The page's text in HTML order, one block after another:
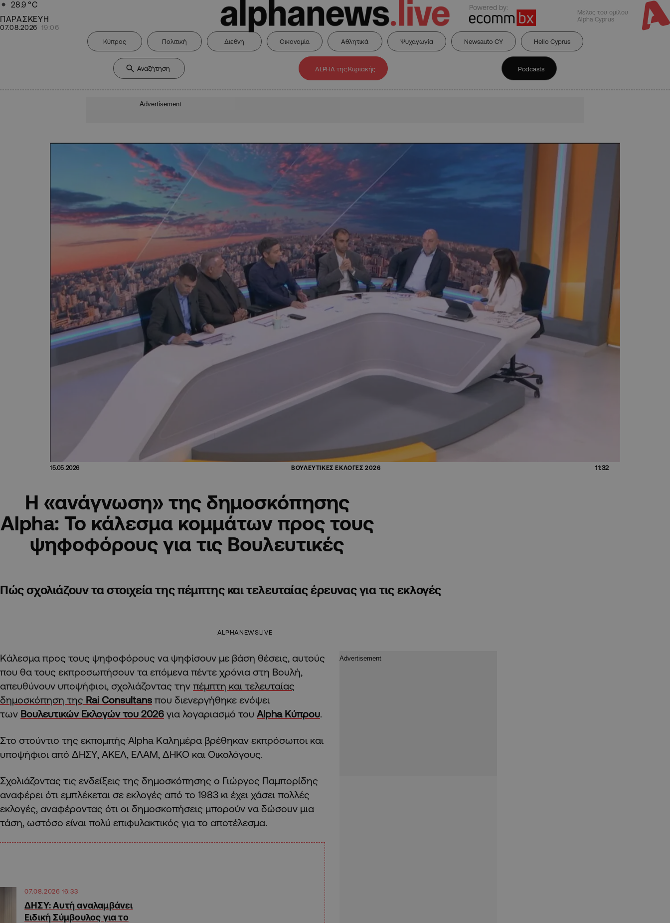
28.9 °C
ΠΑΡΑΣΚΕΥΗ
07.08.2026 19:06
Powered by:
Μέλος του ομίλου
Alpha Cyprus
Κύπρος Πολιτική Διεθνή Οικονομία Αθλητικά Ψυχαγωγία Newsauto CY Hello Cyprus
ALPHA της Κυριακής Podcasts
Advertisement
15.05.2026 ΒΟΥΛΕΥΤΙΚΕΣ ΕΚΛΟΓΕΣ 2026 11:32
Η «ανάγνωση» της δημοσκόπησης
Alpha: Το κάλεσμα κομμάτων προς τους
ψηφοφόρους για τις Βουλευτικές
Πώς σχολιάζουν τα στοιχεία της πέμπτης και τελευταίας έρευνας για τις εκλογές
ALPHANEWSLIVE
Κάλεσμα προς τους ψηφοφόρους να ψηφίσουν με βάση θέσεις, αυτούς
που θα τους εκπροσωπήσουν τα επόμενα πέντε χρόνια στη Βουλή,
απευθύνουν υποψήφιοι, σχολιάζοντας την πέμπτη και τελευταίας
δημοσκόπηση της Rai Consultans που διενεργήθηκε ενόψει
των Βουλευτικών Εκλογών του 2026 για λογαριασμό του Alpha Κύπρου.
Στο στούντιο της εκπομπής Alpha Καλημέρα βρέθηκαν εκπρόσωποι και
υποψήφιοι από ΔΗΣΥ, ΑΚΕΛ, ΕΛΑΜ, ΔΗΚΟ και Οικολόγους.
Σχολιάζοντας τις ενδείξεις της δημοσκόπησης ο Γιώργος Παμπορίδης
αναφέρει ότι εμπλέκεται σε εκλογές από το 1983 κι έχει χάσει πολλές
εκλογές, αναφέροντας ότι οι δημοσκοπήσεις μπορούν να δώσουν μια
τάση, ωστόσο είναι πολύ επιφυλακτικός για το αποτέλεσμα.
07.08.2026 16:33
ΔΗΣΥ: Αυτή αναλαμβάνει
Ειδική Σύμβουλος για το